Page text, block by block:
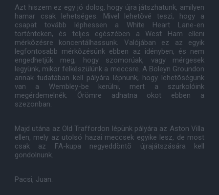
Azt hiszem ez egy jó dolog, hogy újra játszhatunk, amilyen
hamar csak lehetséges. Mivel lehetõvé teszi, hogy a
csapat tovább léphessen a White Heart Lane-en
történteken, és teljes egészében a West Ham elleni
mérkõzésre koncentálhassunk. Valójában ez az egyik
legfontosabb mérkõzésünk ebben az idényben, és nem
engedhetjük meg, hogy szomorúak, vagy mérgesek
legyünk, mikor felkészülünk a meccsre. A Boleyn Groundon
annak tudatában kell pályára lépnünk, hogy lehetõségünk
van a Wembley-be kerülni, mert a szurkolóink
megérdemelnék. Örömre adhatna okot ebben a
szezonban.
Majd utána az Old Traffordon lépünk pályára az Aston Villa
ellen, mely az utolsó hazai meccsek egyike lesz, de most
csak az FA-kupa negyeddöntõ újrajátszására kell
gondolnunk.
Pacsi, Juan.